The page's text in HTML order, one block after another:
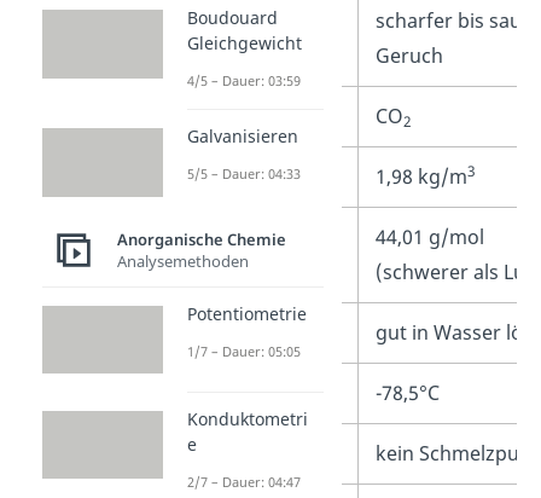
scharfer bis
Geruch
CO2
Dichte 1,98 kg/m3
Molare Masse
44,01 g/mol
(schwerer als
gut in Wasser
-78,5°C
Schmelzpunkt kein
Boudouard
Gleichgewicht
4/5 – Dauer: 03:59
Galvanisieren
5/5 – Dauer: 04:33
Anorganische Chemie
Analysemethoden
Potentiometrie
1/7 – Dauer: 05:05
Konduktometri
e
2/7 – Dauer: 04:47